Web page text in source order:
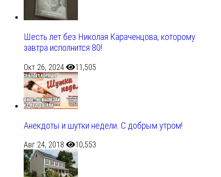
Шесть лет без Николая Караченцова, которому
завтра исполнится 80!
Окт 26, 2024 11,505
Анекдоты и шутки недели. С добрым утром!
Авг 24, 2018 10,553